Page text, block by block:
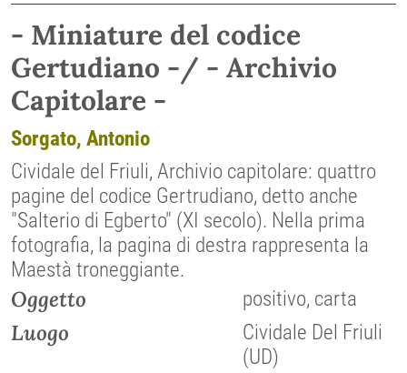
- Miniature del codice
Gertudiano -/ - Archivio
Capitolare -
Sorgato, Antonio
Cividale del Friuli, Archivio capitolare: quattro
pagine del codice Gertrudiano, detto anche
"Salterio di Egberto" (XI secolo). Nella prima
fotografia, la pagina di destra rappresenta la
Maestà troneggiante.
Oggetto positivo, carta
Luogo
Cividale Del Friuli
(UD)